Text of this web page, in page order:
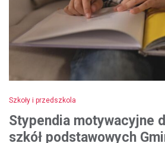
Szkoły i przedszkola
Stypendia motywacyjne
szkół podstawowych